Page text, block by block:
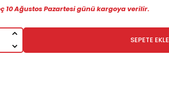
10 Ağustos Pazartesi günü kargoya verilir.
SEPETE EKLE